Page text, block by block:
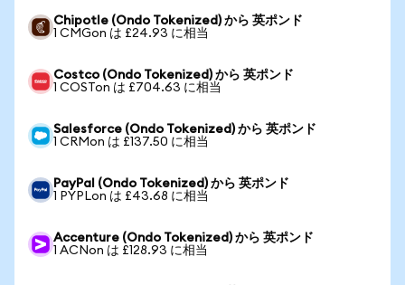
Chipotle (Ondo Tokenized) から 英ポンド
1 CMGon は £24.93 に相当
Costco (Ondo Tokenized) から 英ポンド
1 COSTon は £704.63 に相当
Salesforce (Ondo Tokenized) から 英ポンド
1 CRMon は £137.50 に相当
PayPal (Ondo Tokenized) から 英ポンド
1 PYPLon は £43.68 に相当
Accenture (Ondo Tokenized) から 英ポンド
1 ACNon は £128.93 に相当